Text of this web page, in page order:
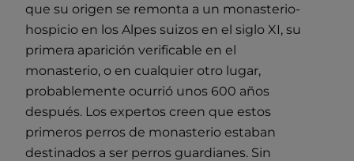
que su origen se remonta a un monasterio-
hospicio en los Alpes suizos en el siglo XI, su
primera aparición verificable en el
monasterio, o en cualquier otro lugar,
probablemente ocurrió unos 600 años
después. Los expertos creen que estos
primeros perros de monasterio estaban
destinados a ser perros guardianes. Sin